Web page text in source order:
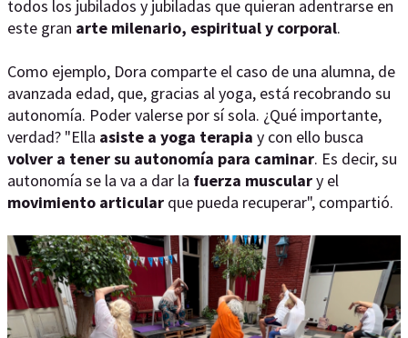
todos los jubilados y jubiladas que quieran adentrarse en
este gran arte milenario, espiritual y corporal.
Como ejemplo, Dora comparte el caso de una alumna, de
avanzada edad, que, gracias al yoga, está recobrando su
autonomía. Poder valerse por sí sola. ¿Qué importante,
verdad? "Ella asiste a yoga terapia y con ello busca
volver a tener su autonomía para caminar. Es decir, su
autonomía se la va a dar la fuerza musculary el
movimiento articular que pueda recuperar", compartió.